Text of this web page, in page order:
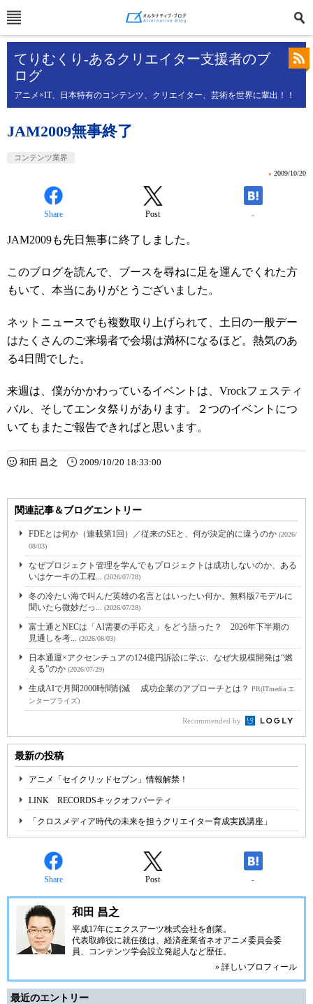
てりむくり-あるクリエイター支援者のブ
ログ
アニメ×IT、日本特有のコンテンツ、クリエイター、芸術を世界に輩出！！
JAM2009無事終了
コンテンツ業界
» 2009/10/20
Share Post -
JAM2009も先日無事に終了しました。
このブログを読んで、ブースを尋ねに足を運んでくれた方
もいて、本当にありがとうございました。
ネットニュースでも複数取り上げられて、土日の一般デー
はたくさんのご来場者で会場は満杯になるほど。熱気のあ
る4日間でした。
来週は、僕がかかわっているイベントは、Vrockフェスティ
バル、そしてエンタ祭りがあります。２つのイベントにつ
いてもまたご報告できればと思います。
和田 昌之 2009/10/20 18:33:00
関連記事＆ブログエントリー
FDEとは何か（連載第1回）／従来のSEと、何が決定的に違うのか (2026/
08/03)
なぜプロジェクト管理を学んでもプロジェクトは成功しないのか、ある
いはケーキの工程... (2026/07/28)
冬の冷たい海で叫んだ英雄の名言とはいったい何か。無料版7モデルに
聞いたら微妙だっ... (2026/07/28)
富士通とNECは「AI需要の手応え」をどう語った？ 2026年下半期の
見通しを考... (2026/08/03)
日本通運×アクセンチュアの124億円訴訟に学ぶ、なぜ大規模開発は“燃
える”のか (2026/07/29)
生成AIで月間2000時間削減 成功企業のアプローチとは？ PR(ITmedia エ
ンタープライズ)
Recommended by
最新の投稿
アニメ「セイクリッドセブン」情報解禁！
LINK RECORDSキックオフパーティ
「クロスメディア時代の未来を担うクリエイター育成実践講座」
Share Post -
和田 昌之
平成17年にエクスアーツ株式会社を創業。
代表取締役に就任後は、経済産業省ネオアニメ委員会委
員、コンテンツ学会設立発起人など歴任。
» 詳しいプロフィール
最近のエントリー